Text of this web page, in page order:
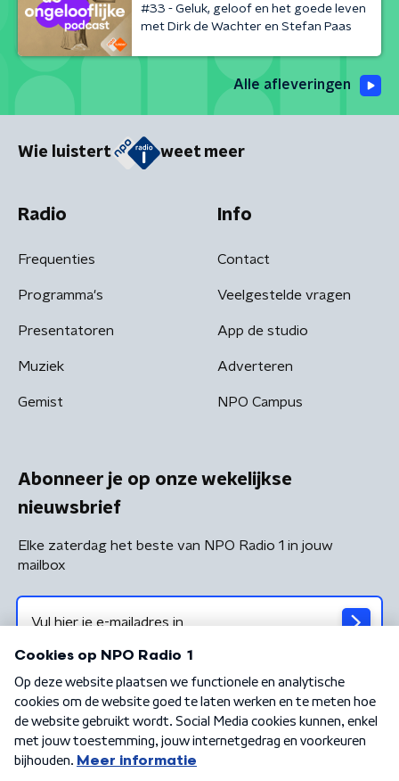
#33 - Geluk, geloof en het goede leven
met Dirk de Wachter en Stefan Paas
Alle afleveringen
Wie luistert weet meer
Radio
Frequenties
Programma's
Presentatoren
Muziek
Gemist
Info
Contact
Veelgestelde vragen
App de studio
Adverteren
NPO Campus
Abonneer je op onze wekelijkse
nieuwsbrief
Elke zaterdag het beste van NPO Radio 1 in jouw
mailbox
Algemene voorwaarden